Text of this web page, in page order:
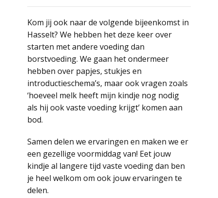
Kom jij ook naar de volgende bijeenkomst in
Hasselt? We hebben het deze keer over
starten met andere voeding dan
borstvoeding. We gaan het ondermeer
hebben over papjes, stukjes en
introductieschema’s, maar ook vragen zoals
‘hoeveel melk heeft mijn kindje nog nodig
als hij ook vaste voeding krijgt’ komen aan
bod.
Samen delen we ervaringen en maken we er
een gezellige voormiddag van! Eet jouw
kindje al langere tijd vaste voeding dan ben
je heel welkom om ook jouw ervaringen te
delen.